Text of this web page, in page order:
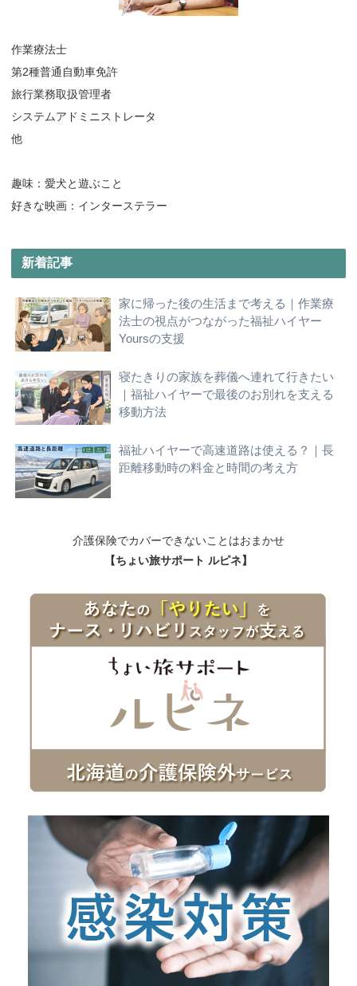
作業療法士
第2種普通自動車免許
旅行業務取扱管理者
システムアドミニストレータ
他
趣味：愛犬と遊ぶこと
好きな映画：インターステラー
新着記事
家に帰った後の生活まで考える｜作業療
法士の視点がつながった福祉ハイヤー
Yoursの支援
寝たきりの家族を葬儀へ連れて行きたい
｜福祉ハイヤーで最後のお別れを支える
移動方法
福祉ハイヤーで高速道路は使える？｜長
距離移動時の料金と時間の考え方
介護保険でカバーできないことはおまかせ
【ちょい旅サポート ルピネ】